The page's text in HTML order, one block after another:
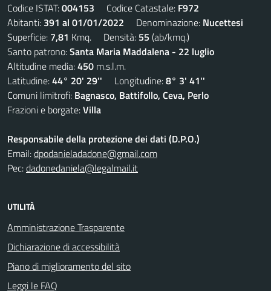
Codice ISTAT:004153 Codice Catastale: F972
Abitanti: 391 al 01/01/2022 Denominazione: Nucettesi
Superficie: 7,81 Kmq. Densità: 55 (ab/kmq.)
Santo patrono:Santa Maria Maddalena - 22 luglio
Altitudine media:450 m.s.l.m.
Latitudine:44° 20' 29'' Longitudine:8° 3' 41''
Comuni limitrofi: Bagnasco, Battifollo, Ceva, Perlo
Frazioni e borgate:Villa
Responsabile della protezione dei dati (D.P.O.)
Email:dpodanieladadone@gmail.com
Pec:dadonedaniela@legalmail.it
UTILITÀ
Amministrazione Trasparente
Dichiarazione di accessibilità
Piano di miglioramento del sito
Leggi le FAQ